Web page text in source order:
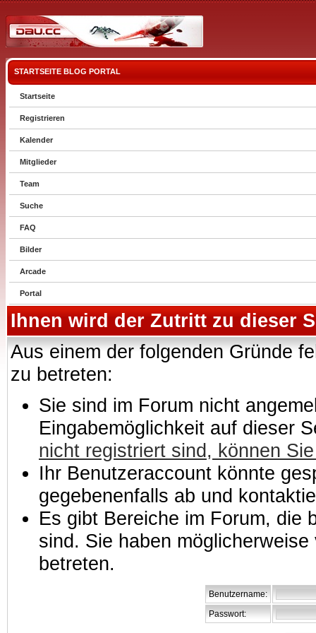
STARTSEITE BLOG PORTAL
Startseite
Registrieren
Kalender
Mitglieder
Team
Suche
FAQ
Bilder
Arcade
Portal
Ihnen wird der Zutritt zu dieser
Aus einem der folgenden Gründe
zu betreten:
Sie sind im Forum nicht
Eingabemöglichkeit auf dieser
nicht registriert sind, können
Ihr Benutzeraccount könnte
gegebenenfalls ab und
Es gibt Bereiche im Forum, die
sind. Sie haben
betreten.
Benutzername:
Passwort: